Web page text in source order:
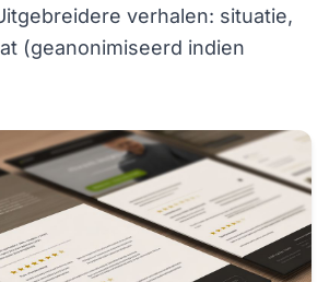
verhalen: situatie,
(geanonimiseerd indien